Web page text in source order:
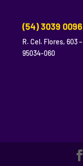
(54) 3039 0096
R. Cel. Flores, 603
95034-060